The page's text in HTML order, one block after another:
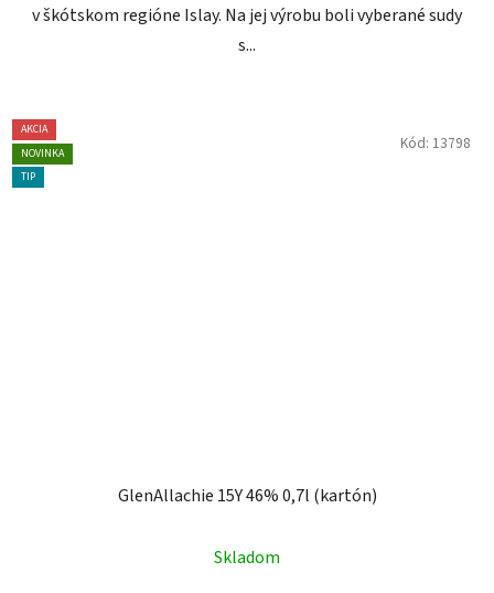
v škótskom regióne Islay. Na jej výrobu boli vyberané sudy
s...
AKCIA
NOVINKA
TIP
GlenAllachie 15Y 46% 0,7l (kartón)
Skladom
Kód: 13798